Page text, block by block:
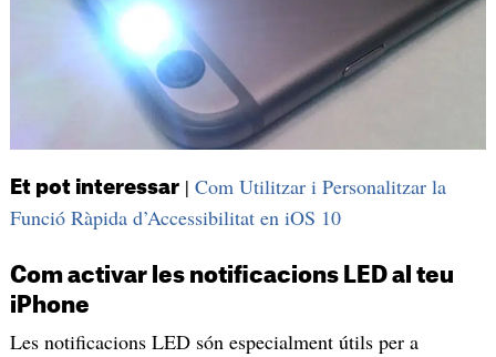
Et pot interessar| Com Utilitzar i Personalitzar la
Funció Ràpida d’Accessibilitat en iOS 10
Com activar les notificacions LED al teu
iPhone
Les notificacions LED són especialment útils per a